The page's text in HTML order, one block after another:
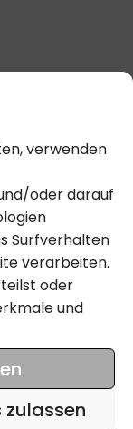
verwenden
oder darauf
Surfverhalten
verarbeiten.
oder
und
zulassen